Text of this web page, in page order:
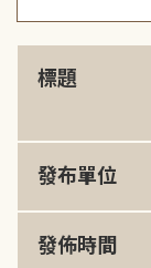
標題
發布單位
發佈時間